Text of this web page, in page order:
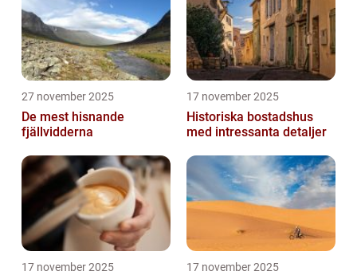
27 november 2025
De mest hisnande
fjällvidderna
17 november 2025
Historiska bostadshus
med intressanta detaljer
17 november 2025 17 november 2025